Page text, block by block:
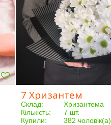
7 Хризантем
Склад:
Хризантема
Кількість:
7 шт.
Купили:
382 чоловік(а)